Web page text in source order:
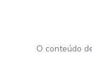
O conteúdo